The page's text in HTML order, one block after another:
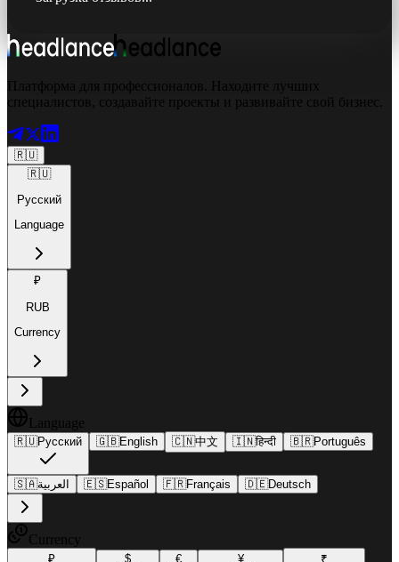
Платформа для профессионалов. Находите лучших
специалистов, создавайте проекты и развивайте свой бизнес.
🇷🇺
🇷🇺
Русский
Language
₽
RUB
Currency
Language
🇷🇺Русский 🇬🇧English 🇨🇳中文 🇮🇳हिन्दी 🇧🇷Português
🇸🇦العربية 🇪🇸Español 🇫🇷Français 🇩🇪Deutsch
Currency
₽
$
€
¥
₹